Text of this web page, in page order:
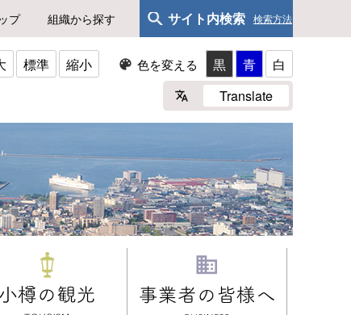
プ 組織から探す サイト内検索 検索方法
標準 縮小 色を変える 黒 青
白
Translate